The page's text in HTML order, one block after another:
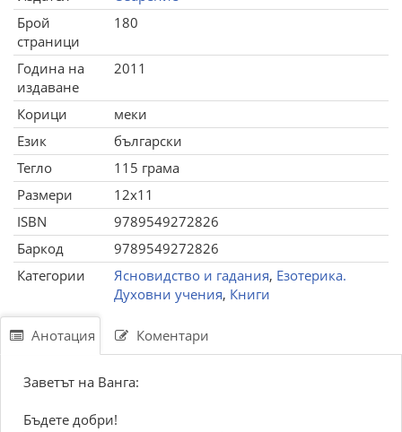
Брой
страници
180
Година на
издаване
2011
Корици
меки
Език
български
Тегло
115 грама
Размери
12x11
ISBN
9789549272826
Баркод
9789549272826
Категории
Ясновидство и гадания, Езотерика.
Духовни учения, Книги
Анотация Коментари
Заветът на Ванга:
Бъдете добри!